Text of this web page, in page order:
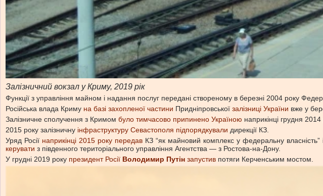
Залізничний вокзал у Криму, 2019 рік
Функції з управління майном і надання послуг передані створеному в березні 2004 року
Російська влада Криму на базі захопленої частини Придніпровської залізниці України вже у
Залізничне сполучення з Кримом було тимчасово припинено Україною наприкінці грудня 2014
2015 року залізничну інфраструктуру Севастополя підпорядкували дирекції КЗ.
Уряд Росії наприкінці 2015 року передав КЗ “як майновий комплекс у федеральну власність”
керувати з південного територіального управління Агентства — з Ростова-на-Дону.
У грудні 2019 року президент Росії Володимир Путін запустив потяги Керченським мостом.